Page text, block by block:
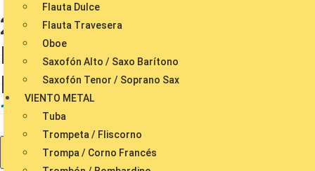
Flauta Dulce
Flauta Travesera
Oboe
Saxofón Alto / Saxo Barítono
Saxofón Tenor / Soprano Sax
VIENTO METAL
Tuba
Trompeta / Fliscorno
Trompa / Corno Francés
25 Partituras y Tablaturas
Populares de Guitarra Libro
PDF
14,99€
AÑADIR AL CARRITO